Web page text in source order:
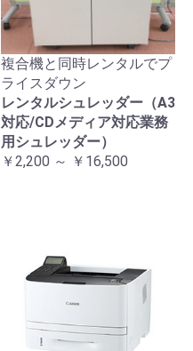
複合機と同時レンタルでプ
ライスダウン
レンタルシュレッダー（A3
対応/CDメディア対応業務
用シュレッダー）
￥2,200 ～ ￥16,500